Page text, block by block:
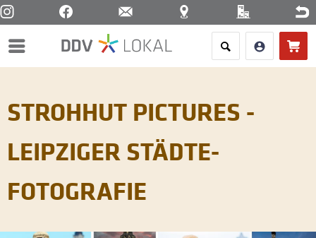
Menü
STROHHUT PICTURES -
LEIPZIGER STÄDTE-
FOTOGRAFIE